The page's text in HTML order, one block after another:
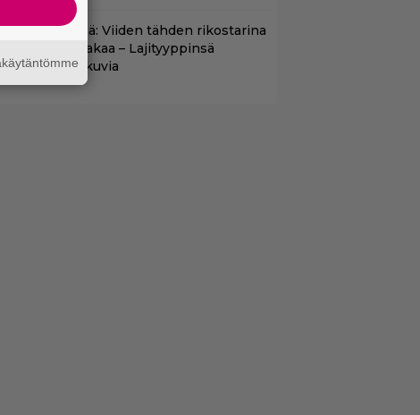
Tänään tv:ssä: Viiden tähden rikostarina
30 vuoden takaa – Lajityyppinsä
parhaita elokuvia